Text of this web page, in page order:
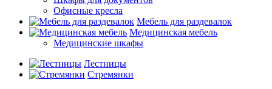
Офисные кресла
Мебель для раздевалок
Медицинская мебель
Медицинские шкафы
Лестницы
Стремянки